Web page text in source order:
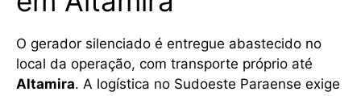
O gerador silenciado é entregue abastecido no
local da operação, com transporte próprio até
Altamira. A logística no Sudoeste Paraense exige